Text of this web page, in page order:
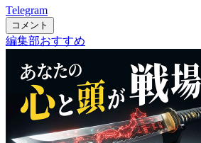
Telegram
コメント
編集部おすすめ